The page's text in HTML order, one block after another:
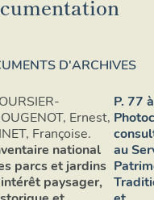
structurer
d'autres
de
enduit à
préservé.
et donnent
sèches,
spontanée,
D'ARCHIVES
Ernest,
Françoise.
national
parcs et jardins
paysager,
P. 77
au